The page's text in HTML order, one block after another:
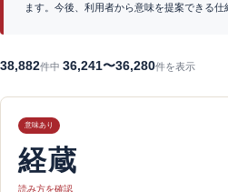
ます。今後、利用者から意味を提案できる仕
38,882件中 36,241〜36,280件を表示
意味あり
経蔵
読み方を確認